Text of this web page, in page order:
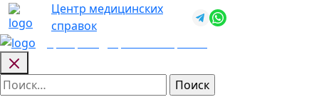
Skip
to
content
Центр медицинских
справок
Найти: